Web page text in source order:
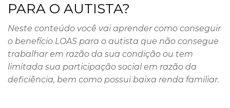
PARA O AUTISTA?
Neste conteúdo você vai aprender como conseguir
o benefício LOAS para o autista que não consegue
trabalhar em razão da sua condição ou tem
limitada sua participação social em razão da
deficiência, bem como possui baixa renda familiar.